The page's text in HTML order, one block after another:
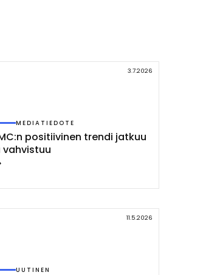
3.7.2026
MEDIATIEDOTE
po­si­tii­vi­nen tren­di jat­kuu
vah­vis­tuu
11.5.2026
UUTINEN